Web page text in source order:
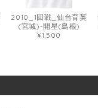
2010_1回戦_仙台育英
(宮城)-開星(島根)
¥1,500